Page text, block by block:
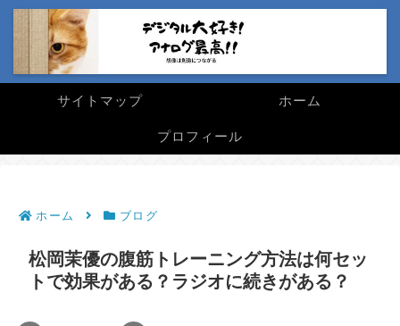
サイトマップ ホーム
プロフィール
ホーム ブログ
松岡茉優の腹筋トレーニング方法は何セッ
トで効果がある？ラジオに続きがある？